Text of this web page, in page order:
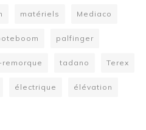
matériels Mediaco
palfinger
remorque tadano Terex
électrique élévation